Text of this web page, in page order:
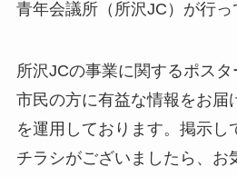
青年会議所（所沢JC）が行っ
所沢JCの事業に関するポス
市民の方に有益な情報をお届
を運用しております。掲示し
チラシがございましたら、お